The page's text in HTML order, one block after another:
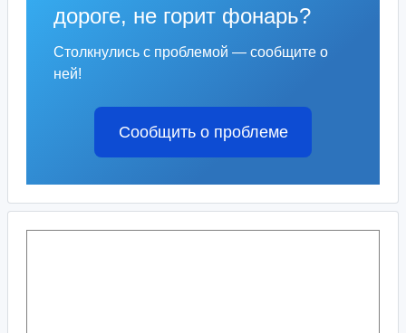
дороге, не горит фонарь?
Столкнулись с проблемой — сообщите о
ней!
Сообщить о проблеме